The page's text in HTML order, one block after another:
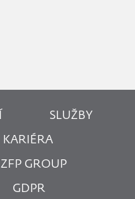
SLUŽBY
KARIÉRA
ZFP GROUP
GDPR